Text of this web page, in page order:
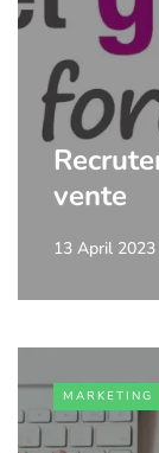
vente
13 April 2023
MARKETING